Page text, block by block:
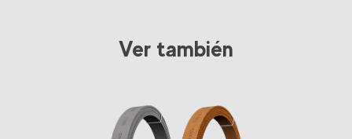
Ver también